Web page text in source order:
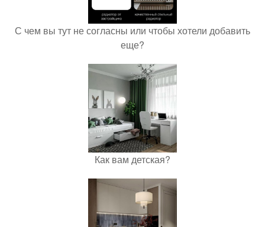
С чем вы тут не согласны или чтобы хотели добавить
еще?
Как вам детская?